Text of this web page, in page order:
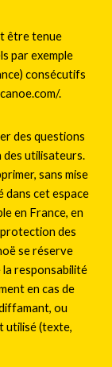
être tenue
par exemple
consécutifs
.
des questions
des utilisateurs.
sans mise
dans cet espace
en France, en
des
se réserve
la responsabilité
en cas de
ou
utilisé (texte,